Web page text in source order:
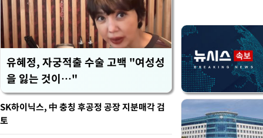
유혜정, 자궁적출 수술 고백 "여성성
을 잃는 것이…"
SK하이닉스, 中 충칭 후공정 공장 지분매각 검
토